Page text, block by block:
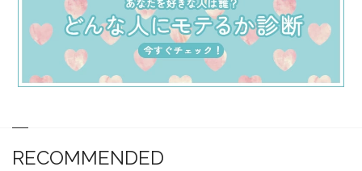
RECOMMENDED